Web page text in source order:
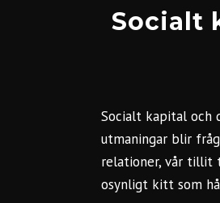
Socialt
Socialt kapital och
utmaningar blir
relationer, vår tillit
osynligt kitt som